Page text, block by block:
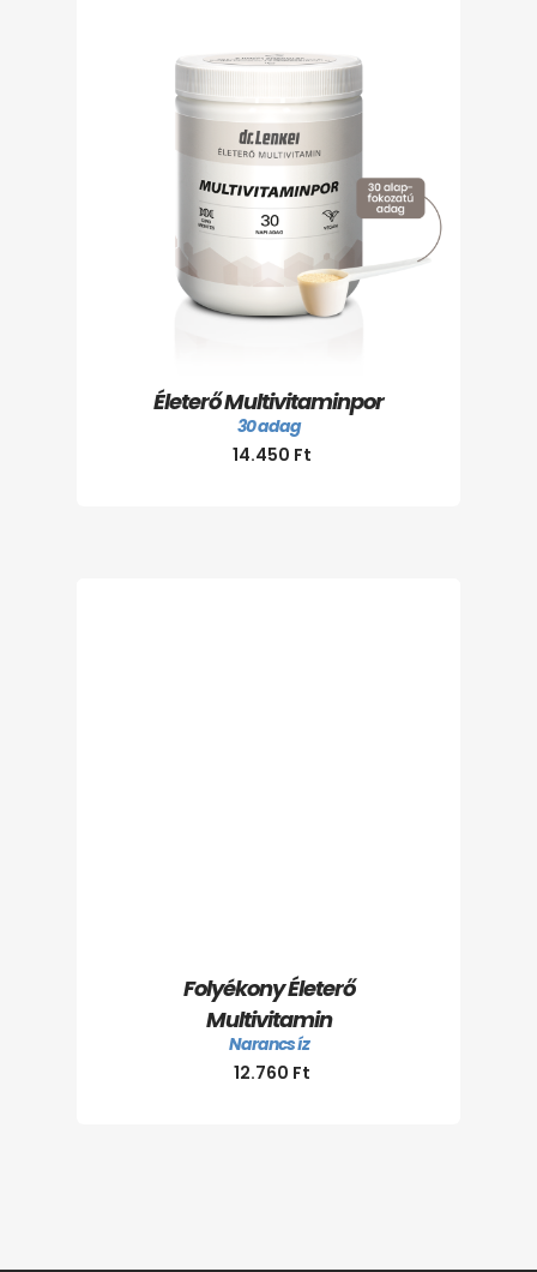
Életerő Multivitaminpor
30 adag
14.450 Ft
Folyékony Életerő
Multivitamin
Narancs íz
12.760 Ft